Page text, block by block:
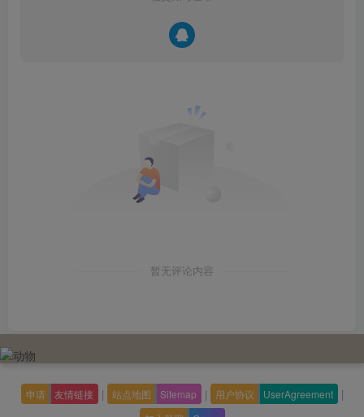
暂无评论内容
申请 友情链接 | 站点地图 Sitemap | 用户协议 UserAgreement |